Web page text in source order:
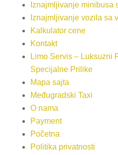
Iznajmljivanje minibusa
Iznajmljivanje vozila sa
Kalkulator cene
Kontakt
Limo Servis – Luksuzni
Specijalne Prilike
Mapa sajta
Međugradski Taxi
O nama
Payment
Početna
Politika privatnosti